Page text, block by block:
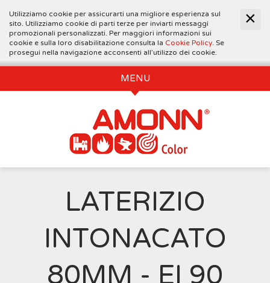
Utilizziamo cookie per assicurarti una migliore esperienza sul
sito. Utilizziamo cookie di parti terze per inviarti messaggi
promozionali personalizzati. Per maggiori informazioni sui
cookie e sulla loro disabilitazione consulta la Cookie Policy. Se
prosegui nella navigazione acconsenti all’utilizzo dei cookie.
MENU
LATERIZIO
INTONACATO
80MM - EI 90